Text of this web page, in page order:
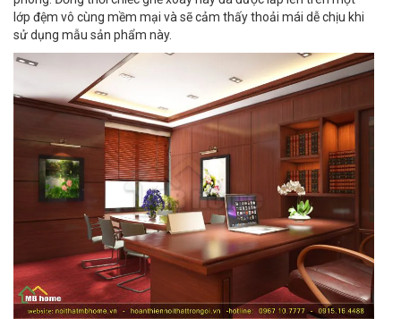
lớp đệm vô cùng mềm mại và sẽ cảm thấy thoải mái dễ chịu khi
sử dụng mẫu sản phẩm này.